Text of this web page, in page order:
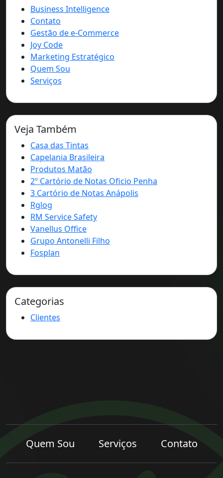
Business Intelligence
Contato
Gestão de e-Commerce
Joy Code
Marketing Estratégico
Quem Sou
Serviços
Veja Também
Casa das Tintas
Capelania Brasileira
Produtos Matão
2º Cartório de Notas Oficio Penha
3 Cartório de Notas Anápolis
Rglog
RM Service Safety
Vanellus Office
Grupo Antonelli Filho
Fosplan
Categorias
Clientes
Quem Sou Serviços Contato